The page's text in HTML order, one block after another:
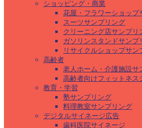
ショッピング・商業
花屋・フラワーショップ
スーツサンプリング
クリーニング店サンプリ
ガソリンスタンドサンプ
リサイクルショップサン
高齢者
老人ホーム・介護施設サ
高齢者向けフィットネス
教育・学習
塾サンプリング
料理教室サンプリング
デジタルサイネージ広告
歯科医院サイネージ